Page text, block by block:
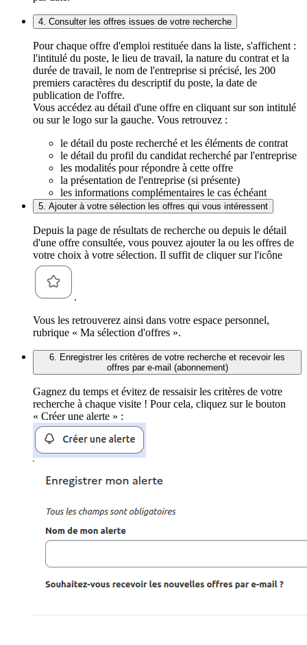
4. Consulter les offres issues de votre recherche
Pour chaque offre d'emploi restituée dans la liste, s'affichent :
l'intitulé du poste, le lieu de travail, la nature du contrat et la
durée de travail, le nom de l'entreprise si précisé, les 200
premiers caractères du descriptif du poste, la date de
publication de l'offre.
Vous accédez au détail d'une offre en cliquant sur son intitulé
ou sur le logo sur la gauche. Vous retrouvez :
le détail du poste recherché et les éléments de contrat
le détail du profil du candidat recherché par l'entreprise
les modalités pour répondre à cette offre
la présentation de l'entreprise (si présente)
les informations complémentaires le cas échéant
5. Ajouter à votre sélection les offres qui vous intéressent
Depuis la page de résultats de recherche ou depuis le détail
d'une offre consultée, vous pouvez ajouter la ou les offres de
votre choix à votre sélection. Il suffit de cliquer sur l'icône
.
Vous les retrouverez ainsi dans votre espace personnel,
rubrique « Ma sélection d'offres ».
6. Enregistrer les critères de votre recherche et recevoir les
offres par e-mail (abonnement)
Gagnez du temps et évitez de ressaisir les critères de votre
recherche à chaque visite ! Pour cela, cliquez sur le bouton
« Créer une alerte » :